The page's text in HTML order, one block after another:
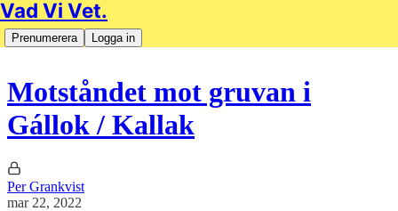
Vad Vi Vet.
Prenumerera Logga in
Motståndet mot gruvan i
Gállok / Kallak
Per Grankvist
mar 22, 2022